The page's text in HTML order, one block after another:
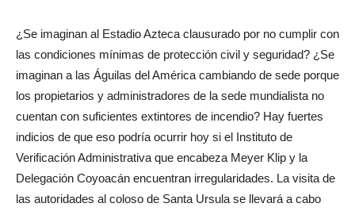
¿Se imaginan al Estadio Azteca clausurado por no cumplir con
las condiciones mínimas de protección civil y seguridad? ¿Se
imaginan a las Águilas del América cambiando de sede porque
los propietarios y administradores de la sede mundialista no
cuentan con suficientes extintores de incendio? Hay fuertes
indicios de que eso podría ocurrir hoy si el Instituto de
Verificación Administrativa que encabeza Meyer Klip y la
Delegación Coyoacán encuentran irregularidades. La visita de
las autoridades al coloso de Santa Ursula se llevará a cabo